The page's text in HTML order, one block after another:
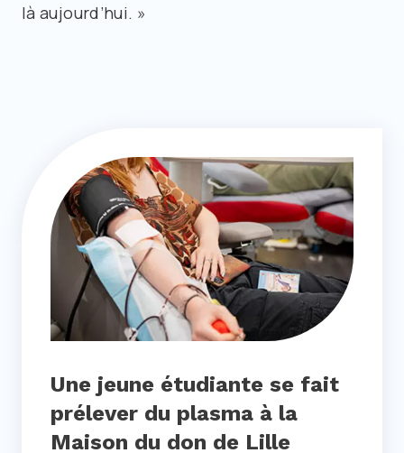
là aujourd’hui. »
Une jeune étudiante se fait
prélever du plasma à la
Maison du don de Lille